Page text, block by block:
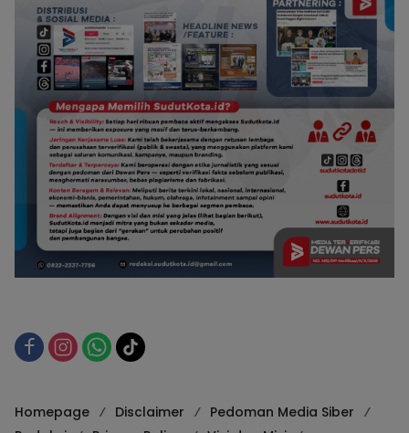
Homepage Disclaimer
Pedoman Media Siber